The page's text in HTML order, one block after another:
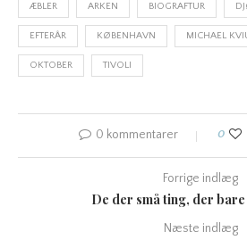
ÆBLER ARKEN BIOGRAFTUR
EFTERÅR KØBENHAVN MICHAEL
OKTOBER TIVOLI
0 kommentarer 0
Forrige indlæg
De der små ting, der
Næste indlæg